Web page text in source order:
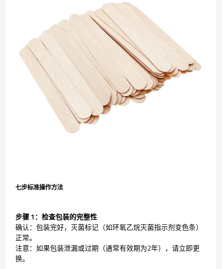
七步标准操作方法
步骤 1：检查包装的完整性
确认：包装完好，灭菌标记（如环氧乙烷灭菌指示剂变色条）
正常。
注意：如果包装泄漏或过期（通常有效期为2年），请立即更
换。